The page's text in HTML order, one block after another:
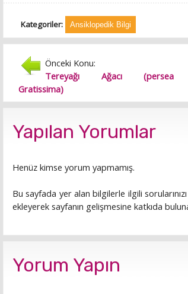
Kategoriler: Ansiklopedik Bilgi
Önceki Konu:
Tereyağı Ağacı (persea
Gratissima)
Yapılan Yorumlar
Henüz kimse yorum yapmamış.
Bu sayfada yer alan bilgilerle ilgili
ekleyerek sayfanın gelişmesine katkıda
Yorum Yapın